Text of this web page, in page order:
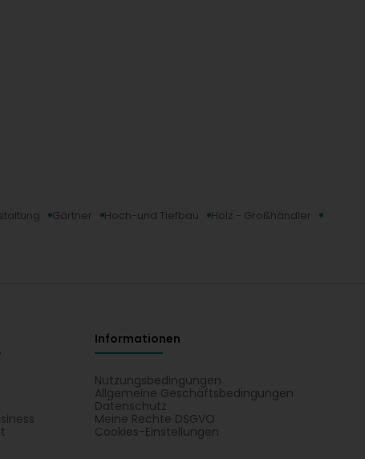
à leur honneur. Merci à Cloé et Nicolas.
Gärtner Hoch-und Tiefbau Holz - Großhändler
Informationen
Nutzungsbedingungen
Allgemeine Geschäftsbedingungen
Datenschutz
Meine Rechte DSGVO
Cookies-Einstellungen